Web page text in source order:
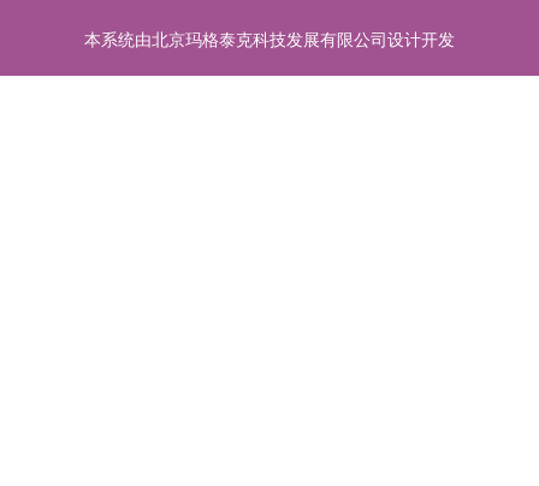
本系统由北京玛格泰克科技发展有限公司设计开发